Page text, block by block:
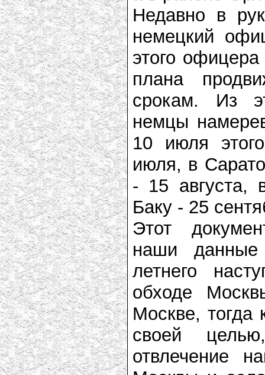
Недавно в
немецкий
этого
плана
срокам. Из
немцы
10 июля
июля, в
- 15 августа,
Баку - 25
Этот
наши
летнего
обходе
Москве, тогда
своей
отвлечение